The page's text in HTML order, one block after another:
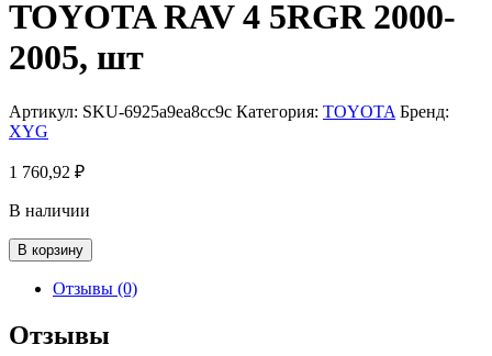
TOYOTA RAV 4 5RGR 2000-
2005, шт
Артикул: SKU-6925a9ea8cc9c Категория: TOYOTA Бренд:
XYG
1 760,92 ₽
В наличии
Количество
товара
TOYOTA
4
5RGR
В корзину
Отзывы (0)
Отзывы